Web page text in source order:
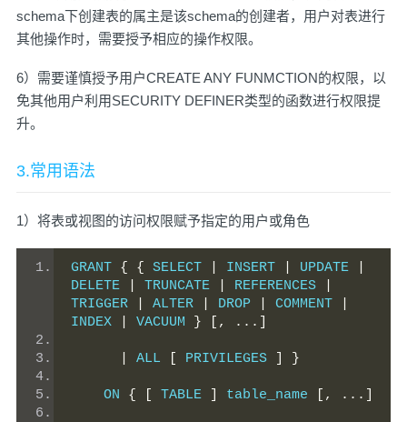
schema下创建表的属主是该schema的创建者，用户对表进行
其他操作时，需要授予相应的操作权限。
6）需要谨慎授予用户CREATE ANY FUNMCTION的权限，以
免其他用户利用SECURITY DEFINER类型的函数进行权限提
升。
3.常用语法
1）将表或视图的访问权限赋予指定的用户或角色
GRANT { { SELECT INSERT UPDATE
DELETE
TRUNCATE REFERENCES
TRIGGER
ALTER DROP COMMENT
INDEX
VACUUM } [, ...]
ALL PRIVILEGES }
    ON
{ TABLE table_name [, ...]